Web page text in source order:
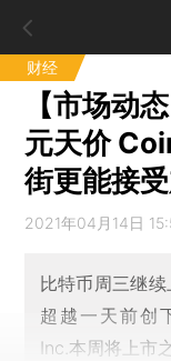
财经
【市场动
元天价
街更能接
2021年04月14日
比特币周三继
超越一天前创
Inc.本周将上市